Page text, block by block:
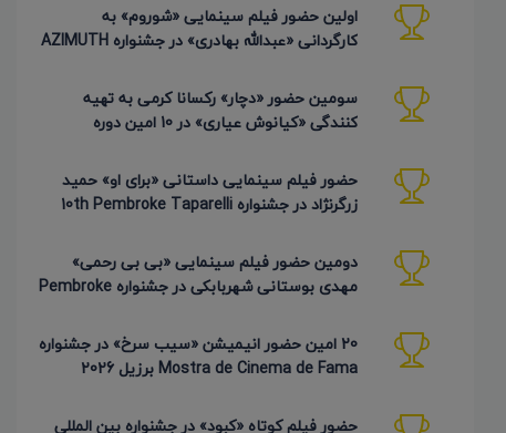
اولین حضور فیلم سینمایی «شوروم» به
کارگردانی «عبدالله بهادری» در جشنواره AZIMUTH
سومین حضور «دچار» رکسانا کرمی به تهیه
کنندگی «کیانوش عیاری» در 10 امین دوره
حضور فیلم سینمایی داستانی «برای او» حمید
زرگرنژاد در جشنواره 10th Pembroke Taparelli
دومین حضور فیلم سینمایی «بی بی رحمی»
مهدی بوستانی شهربابکی در جشنواره Pembroke
20 امین حضور انیمیشن «سیب سرخ» در جشنواره
Mostra de Cinema de Fama برزیل 2026
حضور فیلم کوتاه «کبود» در جشنواره بین المللی